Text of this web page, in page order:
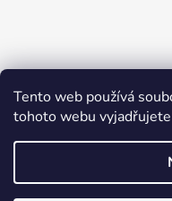
Tento web používá
tohoto webu
Copyright 2026